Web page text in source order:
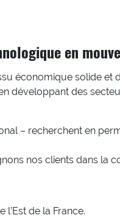
en
économique solide et
développant des
– recherchent en
nos clients dans la
de la France.